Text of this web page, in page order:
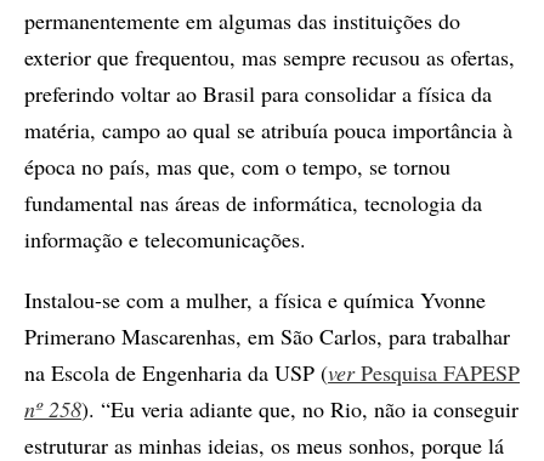
permanentemente em algumas das instituições do
exterior que frequentou, mas sempre recusou as ofertas,
preferindo voltar ao Brasil para consolidar a física da
matéria, campo ao qual se atribuía pouca importância à
época no país, mas que, com o tempo, se tornou
fundamental nas áreas de informática, tecnologia da
informação e telecomunicações.
Instalou-se com a mulher, a física e química Yvonne
Primerano Mascarenhas, em São Carlos, para trabalhar
na Escola de Engenharia da USP (verPesquisa FAPESP
nº258). “Eu veria adiante que, no Rio, não ia conseguir
estruturar as minhas ideias, os meus sonhos, porque lá